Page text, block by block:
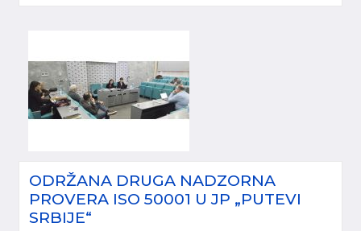
ODRŽANA DRUGA NADZORNA
PROVERA ISO 50001 U JP „PUTEVI
SRBIJE“